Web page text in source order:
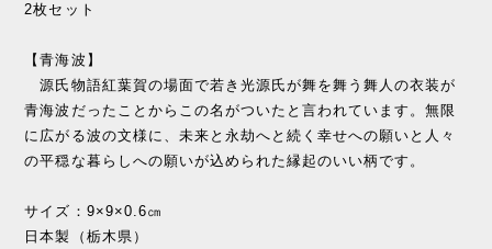
2枚セット
【青海波】
源氏物語紅葉賀の場面で若き光源氏が舞を舞う舞人の衣装が
青海波だったことからこの名がついたと言われています。無限
に広がる波の文様に、未来と永劫へと続く幸せへの願いと人々
の平穏な暮らしへの願いが込められた縁起のいい柄です。
サイズ：9×9×0.6㎝
日本製（栃木県）